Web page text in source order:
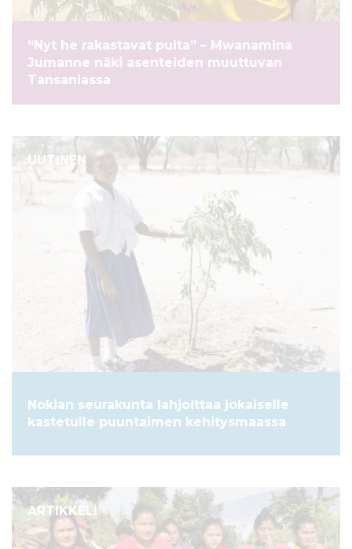
“Nyt he rakastavat puita” – Mwanamina
Jumanne näki asenteiden muuttuvan
Tansaniassa
UUTINEN
Nokian seurakunta lahjoittaa jokaiselle
kastetulle puuntaimen kehitysmaassa
ARTIKKELI